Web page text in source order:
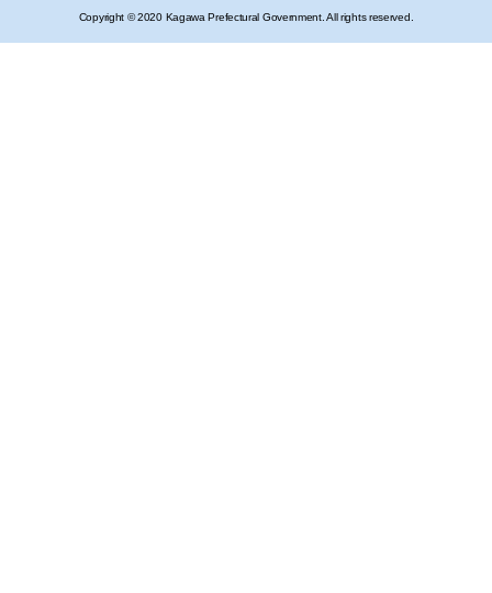
Copyright © 2020 Kagawa Prefectural Government. All rights reserved.